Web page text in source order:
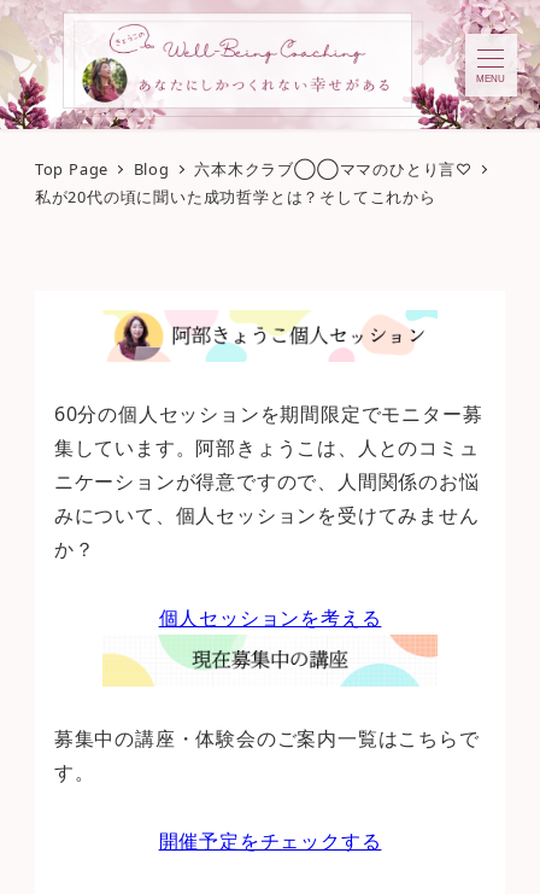
MENU
Top Page Blog
六本木クラブ◯◯ママのひとり言♡
私が20代の頃に聞いた成功哲学とは？そしてこれから
60分の個人セッションを期間限定でモニター募
集しています。阿部きょうこは、人とのコミュ
ニケーションが得意ですので、人間関係のお悩
みについて、個人セッションを受けてみません
か？
個人セッションを考える
募集中の講座・体験会のご案内一覧はこちらで
す。
開催予定をチェックする